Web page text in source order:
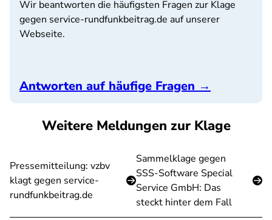
Wir beantworten die häufigsten Fragen zur Klage
gegen service-rundfunkbeitrag.de auf unserer
Webseite.
Antworten auf häufige Fragen →
Weitere Meldungen zur Klage
Pressemitteilung: vzbv
klagt gegen service-
rundfunkbeitrag.de
Sammelklage gegen
SSS-Software Special
Service GmbH: Das
steckt hinter dem Fall